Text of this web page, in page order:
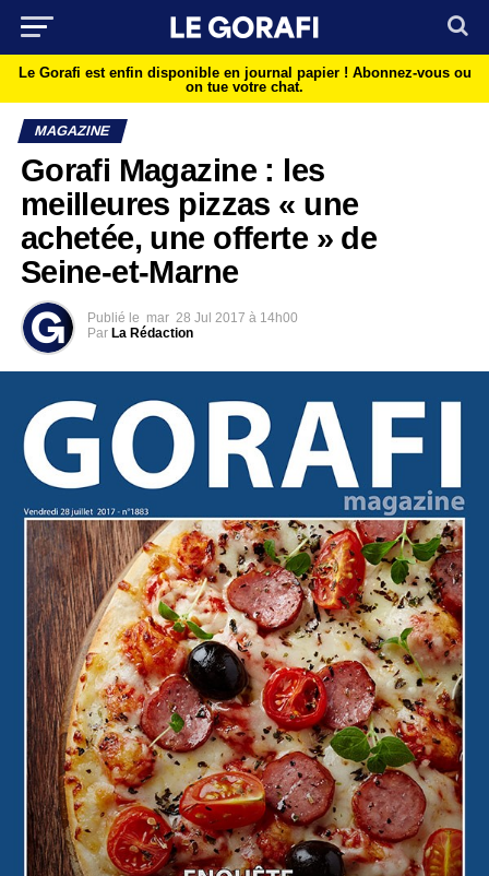
Le Gorafi est enfin disponible en journal papier ! Abonnez-vous ou
on tue votre chat.
MAGAZINE
Gorafi Magazine : les
meilleures pizzas « une
achetée, une offerte » de
Seine-et-Marne
Publié le mar 28 Jul 2017 à 14h00
Par La Rédaction